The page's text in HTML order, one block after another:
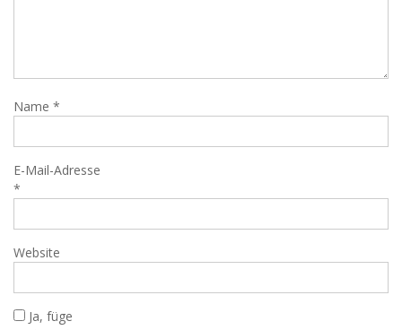
Name *
E-Mail-Adresse
*
Website
Ja, füge